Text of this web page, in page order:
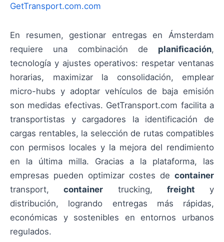
GetTransport.com.com
En resumen, gestionar entregas en Ámsterdam
requiere una combinación de planificación,
tecnología y ajustes operativos: respetar ventanas
horarias, maximizar la consolidación, emplear
micro-hubs y adoptar vehículos de baja emisión
son medidas efectivas. GetTransport.com facilita a
transportistas y cargadores la identificación de
cargas rentables, la selección de rutas compatibles
con permisos locales y la mejora del rendimiento
en la última milla. Gracias a la plataforma, las
empresas pueden optimizar costes de container
transport,container trucking, freight y
distribución, logrando entregas más rápidas,
económicas y sostenibles en entornos urbanos
regulados.